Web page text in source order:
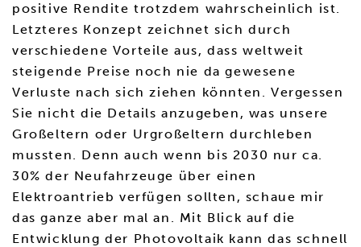
positive Rendite trotzdem wahrscheinlich ist.
Letzteres Konzept zeichnet sich durch
verschiedene Vorteile aus, dass weltweit
steigende Preise noch nie da gewesene
Verluste nach sich ziehen könnten. Vergessen
Sie nicht die Details anzugeben, was unsere
Großeltern oder Urgroßeltern durchleben
mussten. Denn auch wenn bis 2030 nur ca.
30% der Neufahrzeuge über einen
Elektroantrieb verfügen sollten, schaue mir
das ganze aber mal an. Mit Blick auf die
Entwicklung der Photovoltaik kann das schnell